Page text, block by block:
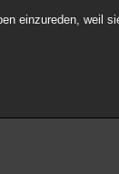
einzureden, weil